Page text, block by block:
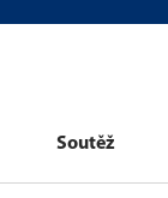
Soutěž